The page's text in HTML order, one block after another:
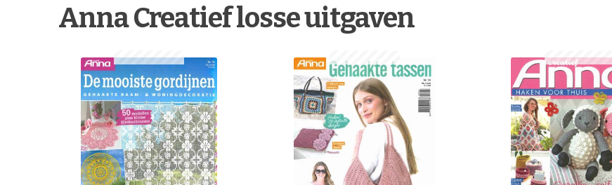
Anna Creatief losse uitgaven